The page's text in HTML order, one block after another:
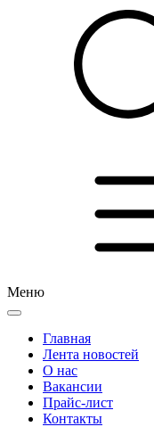
Меню
Главная
Лента новостей
О нас
Вакансии
Прайс-лист
Контакты